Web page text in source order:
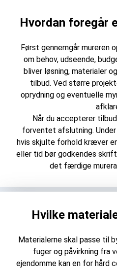
Hvordan foregår
Først gennemgår mureren
om behov, udseende,
bliver løsning, materialer
tilbud. Ved større
oprydning og eventuelle
Når du accepterer
forventet afslutning.
hvis skjulte forhold kræver
eller tid bør godkendes
det færdige
Hvilke
Materialerne skal passe til
fuger og påvirkning fra
ejendomme kan en for hård